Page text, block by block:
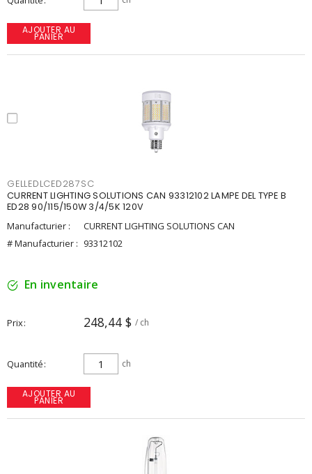
AJOUTER AU
PANIER
GELLEDLCED287SC
CURRENT LIGHTING SOLUTIONS CAN 93312102 LAMPE DEL TYPE B
ED28 90/115/150W 3/4/5K 120V
Manufacturier :
CURRENT LIGHTING SOLUTIONS CAN
# Manufacturier : 93312102
En inventaire
Prix 248,44 $ / ch
Quantité ch
AJOUTER AU
PANIER